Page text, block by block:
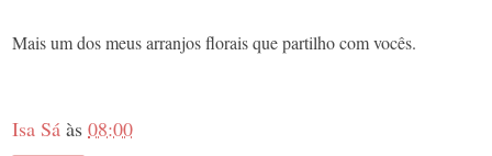
Mais um dos meus arranjos florais que partilho com vocês.
Isa Sá às 08:00